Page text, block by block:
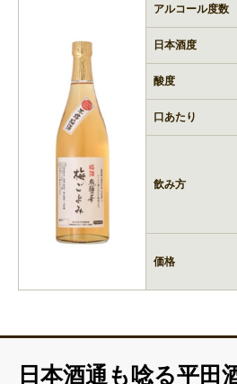
アルコール度数
日本酒度
酸度
口あたり
飲み方
価格
日本酒通も唸る平田